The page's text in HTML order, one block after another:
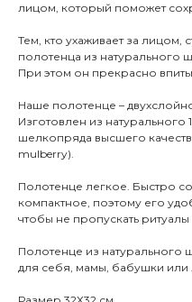
лицом, который поможет
Тем, кто ухаживает за лицом,
полотенца из натурального
При этом он прекрасно
Наше полотенце –
Изготовлен из натурального
шелкопряда высшего
mulberry).
Полотенце легкое. Быстро
компактное, поэтому его
чтобы не пропускать ритуалы
Полотенце из натурального
для себя, мамы, бабушки